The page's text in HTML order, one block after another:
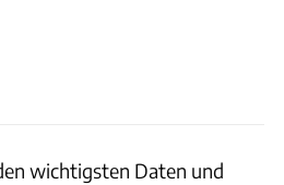
wichtigsten Daten und